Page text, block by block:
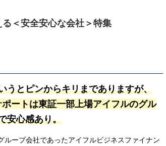
＜安全安心な会社＞特集
うとピンからキリまでありますが、
ートは東証一部上場アイフルのグル
安心感あり。
ループ会社であったアイフルビジネスファイナン